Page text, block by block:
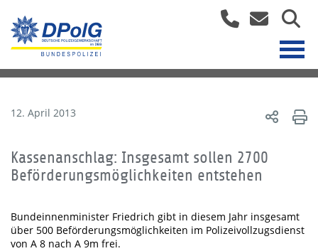
12. April 2013
Kassenanschlag: Insgesamt sollen 2700
Beförderungsmöglichkeiten entstehen
Bundeinnenminister Friedrich gibt in diesem Jahr insgesamt
über 500 Beförderungsmöglichkeiten im Polizeivollzugsdienst
von A 8 nach A 9m frei.